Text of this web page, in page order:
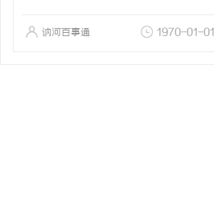
讷河百事通 1970-01-01